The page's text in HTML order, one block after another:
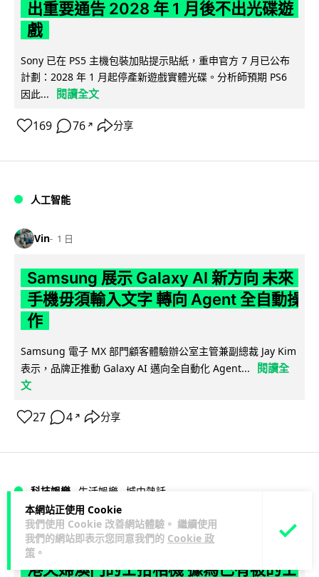
本網站正使用 Cookie
我們使用 Cookie 改善網站體驗。 繼續使用
我們的網站即表示您同意我們的 Cookie 政
策 。
出重要通告 2028 年 1 月後不出光碟遊
戲
Sony 已在 PS5 主機包裝加貼提示貼紙，重申官方 7 月已公布
計劃：2028 年 1 月起停產新遊戲實體光碟。分析師預期 PS6
因此...
閱讀全文
169 76 ↗ 分享
人工智能
Vin 1 日
Samsung 展示 Galaxy AI 新方向 未來
手機毋須輸入文字 轉向 Agent 全自動操
作
Samsung 電子 MX 部門顧客體驗辦公室主管兼副總裁 Jay Kim
表示，品牌正推動 Galaxy AI 邁向全自動化 Agent...
閱讀全
文
27 4 ↗ 分享
科技娛樂 生活娛樂 城中熱話
Lawton 1 日
港夫婦澳門的士拾相機 據為己有被的士